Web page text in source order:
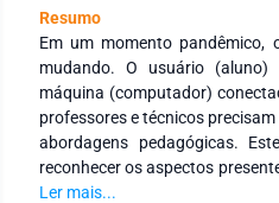
Resumo
Em um momento pandêmico,
mudando. O usuário
máquina (computador)
professores e técnicos
abordagens pedagógicas.
reconhecer os aspectos
utilizada na modalidade de
Ler mais...